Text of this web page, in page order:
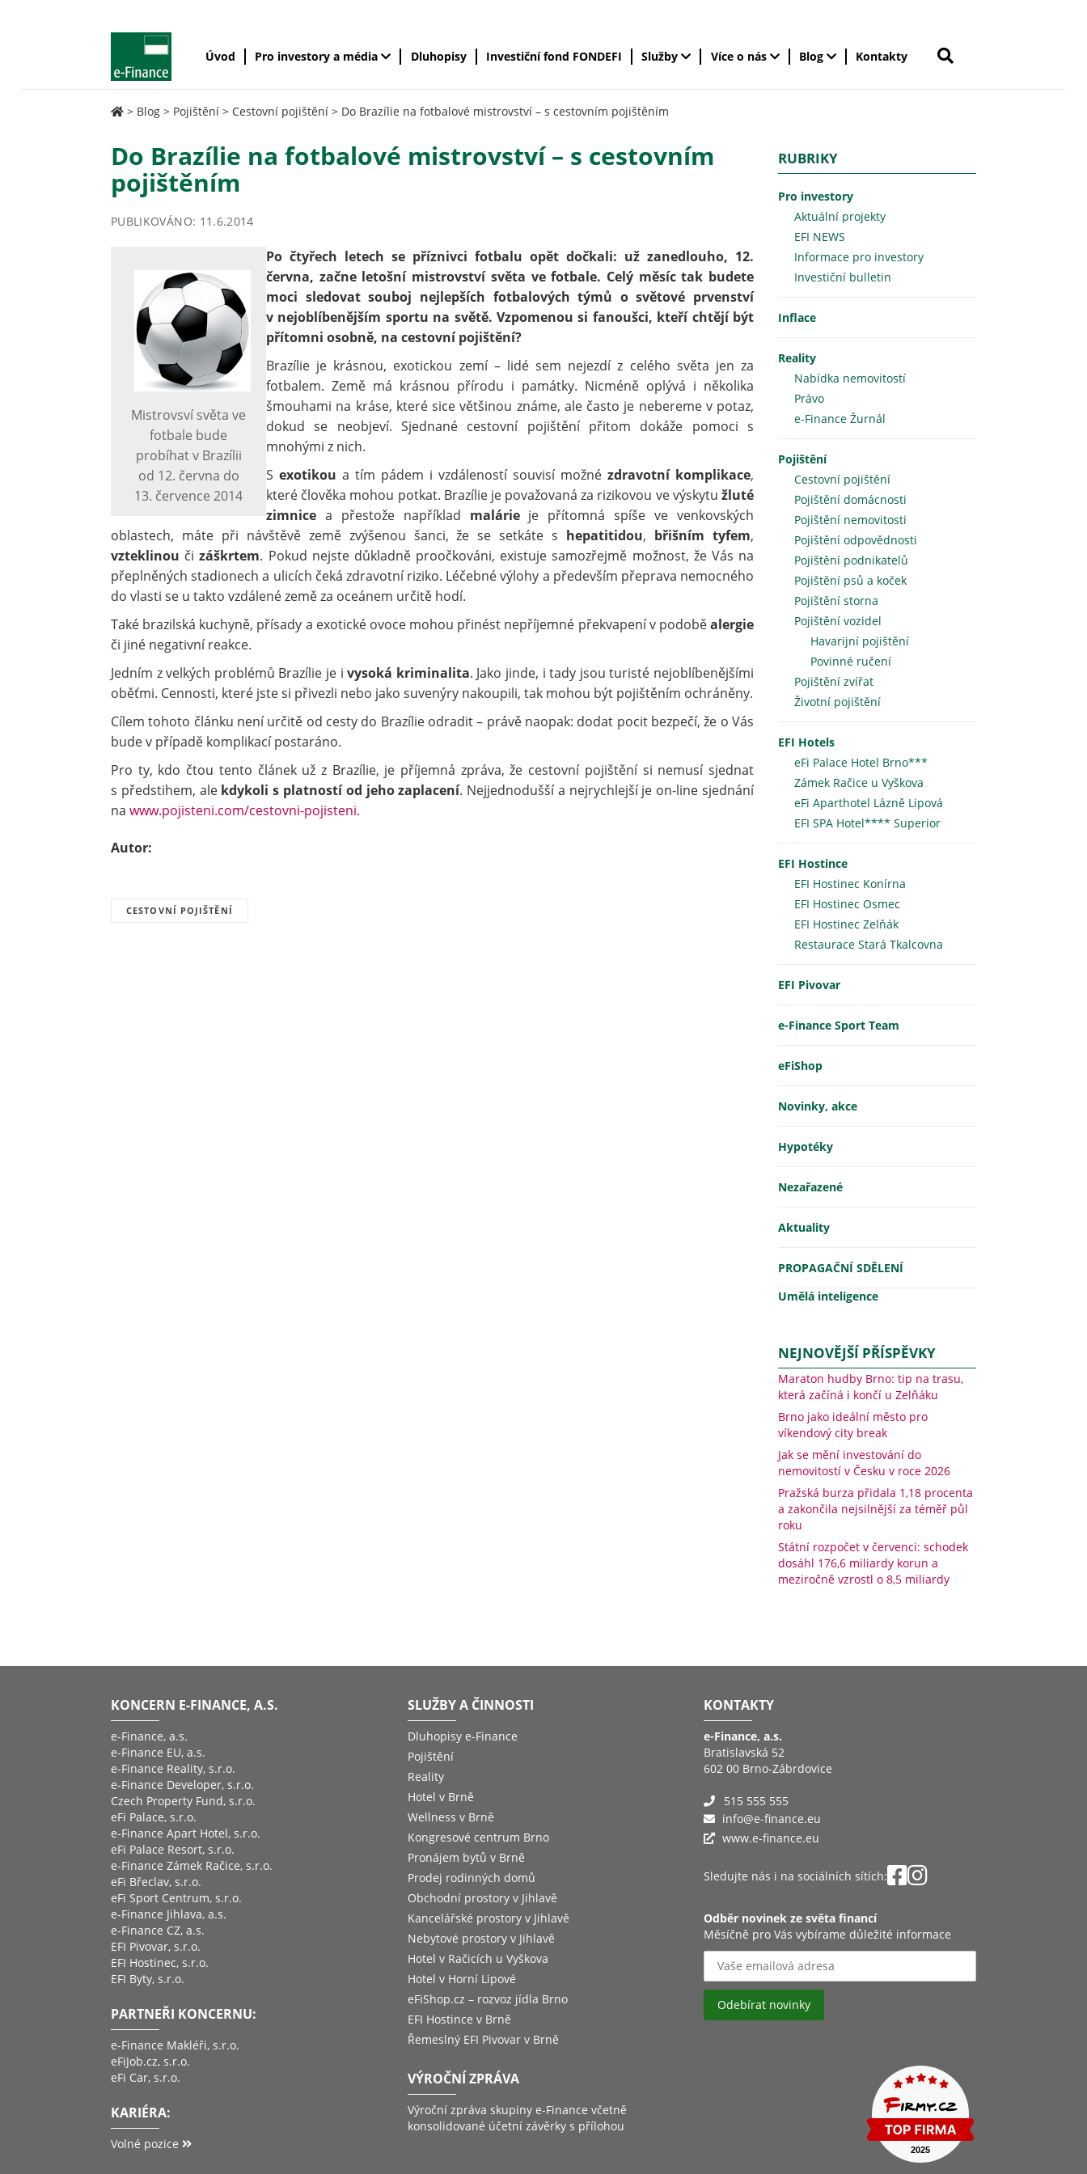
Úvod Pro investory a média Dluhopisy Investiční fond FONDEFI Služby Více o nás Blog Kontakty
> Blog > Pojištění > Cestovní pojištění > Do Brazílie na fotbalové mistrovství – s cestovním pojištěním
Do Brazílie na fotbalové mistrovství – s cestovním
pojištěním
PUBLIKOVÁNO: 11.6.2014
Mistrovsví světa ve
fotbale bude
probíhat v Brazílii
od 12. června do
13. července 2014
Po čtyřech letech se příznivci fotbalu opět dočkali: už zanedlouho, 12.
června, začne letošní mistrovství světa ve fotbale. Celý měsíc tak budete
moci sledovat souboj nejlepších fotbalových týmů o světové prvenství
v nejoblíbenějším sportu na světě. Vzpomenou si fanoušci, kteří chtějí být
přítomni osobně, na cestovní pojištění?
Brazílie je krásnou, exotickou zemí – lidé sem nejezdí z celého světa jen za
fotbalem. Země má krásnou přírodu i památky. Nicméně oplývá i několika
šmouhami na kráse, které sice většinou známe, ale často je nebereme v potaz,
dokud se neobjeví. Sjednané cestovní pojištění přitom dokáže pomoci s
mnohými z nich.
S exotikou a tím pádem i vzdáleností souvisí možné zdravotní komplikace,
které člověka mohou potkat. Brazílie je považovaná za rizikovou ve výskytu žluté
zimnice a přestože například malárieje přítomná spíše ve venkovských
oblastech, máte při návštěvě země zvýšenou šanci, že se setkáte s hepatitidou, břišním tyfem,
vzteklinou čizáškrtem. Pokud nejste důkladně proočkováni, existuje samozřejmě možnost, že Vás na
přeplněných stadionech a ulicích čeká zdravotní riziko. Léčebné výlohy a především přeprava nemocného
do vlasti se u takto vzdálené země za oceánem určitě hodí.
Také brazilská kuchyně, přísady a exotické ovoce mohou přinést nepříjemné překvapení v podoběalergie
či jiné negativní reakce.
Jedním z velkých problémů Brazílie je i vysoká kriminalita. Jako jinde, i tady jsou turisté nejoblíbenějšími
oběťmi. Cennosti, které jste si přivezli nebo jako suvenýry nakoupili, tak mohou být pojištěním ochráněny.
Cílem tohoto článku není určitě od cesty do Brazílie odradit – právě naopak: dodat pocit bezpečí, že o Vás
bude v případě komplikací postaráno.
Pro ty, kdo čtou tento článek už z Brazílie, je příjemná zpráva, že cestovní pojištění si nemusí sjednat
s předstihem, ale kdykoli s platností od jeho zaplacení. Nejjednodušší a nejrychlejší je on-line sjednání
na www.pojisteni.com/cestovni-pojisteni.
Autor:
CESTOVNÍ POJIŠTĚNÍ
RUBRIKY
Pro investory
Aktuální projekty
EFI NEWS
Informace pro investory
Investiční bulletin
Inflace
Reality
Nabídka nemovitostí
Právo
e-Finance Žurnál
Pojištění
Cestovní pojištění
Pojištění domácnosti
Pojištění nemovitosti
Pojištění odpovědnosti
Pojištění podnikatelů
Pojištění psů a koček
Pojištění storna
Pojištění vozidel
Havarijní pojištění
Povinné ručení
Pojištění zvířat
Životní pojištění
EFI Hotels
eFi Palace Hotel Brno***
Zámek Račice u Vyškova
eFi Aparthotel Lázně Lipová
EFI SPA Hotel**** Superior
EFI Hostince
EFI Hostinec Konírna
EFI Hostinec Osmec
EFI Hostinec Zelňák
Restaurace Stará Tkalcovna
EFI Pivovar
e-Finance Sport Team
eFiShop
Novinky, akce
Hypotéky
Nezařazené
Aktuality
PROPAGAČNÍ SDĚLENÍ
Umělá inteligence
NEJNOVĚJŠÍ PŘÍSPĚVKY
Maraton hudby Brno: tip na trasu,
která začíná i končí u Zelňáku
Brno jako ideální město pro
víkendový city break
Jak se mění investování do
nemovitostí v Česku v roce 2026
Pražská burza přidala 1,18 procenta
a zakončila nejsilnější za téměř půl
roku
Státní rozpočet v červenci: schodek
dosáhl 176,6 miliardy korun a
meziročně vzrostl o 8,5 miliardy
KONCERN E-FINANCE, A.S.
e-Finance, a.s.
e-Finance EU, a.s.
e-Finance Reality, s.r.o.
e-Finance Developer, s.r.o.
Czech Property Fund, s.r.o.
eFi Palace, s.r.o.
e-Finance Apart Hotel, s.r.o.
eFi Palace Resort, s.r.o.
e-Finance Zámek Račice, s.r.o.
eFi Břeclav, s.r.o.
eFi Sport Centrum, s.r.o.
e-Finance Jihlava, a.s.
e-Finance CZ, a.s.
EFI Pivovar, s.r.o.
EFI Hostinec, s.r.o.
EFI Byty, s.r.o.
PARTNEŘI KONCERNU:
e-Finance Makléři, s.r.o.
eFiJob.cz, s.r.o.
eFi Car, s.r.o.
KARIÉRA:
Volné pozice
SLUŽBY A ČINNOSTI
Dluhopisy e-Finance
Pojištění
Reality
Hotel v Brně
Wellness v Brně
Kongresové centrum Brno
Pronájem bytů v Brně
Prodej rodinných domů
Obchodní prostory v Jihlavě
Kancelářské prostory v Jihlavě
Nebytové prostory v Jihlavě
Hotel v Račicích u Vyškova
Hotel v Horní Lipové
eFiShop.cz – rozvoz jídla Brno
EFI Hostince v Brně
Řemeslný EFI Pivovar v Brně
VÝROČNÍ ZPRÁVA
Výroční zpráva skupiny e-Finance včetně
konsolidované účetní závěrky s přílohou
KONTAKTY
e-Finance, a.s.
Bratislavská 52
602 00 Brno-Zábrdovice
515 555 555
info@e-finance.eu
www.e-finance.eu
Sledujte nás i na sociálních sítích:
Odběr novinek ze světa financí
Měsíčně pro Vás vybírame důležité informace